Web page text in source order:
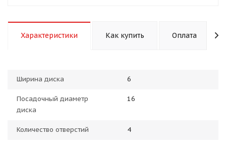
Характеристики Как купить Оплата
Ширина диска 6
Посадочный диаметр
диска
16
Количество отверстий 4